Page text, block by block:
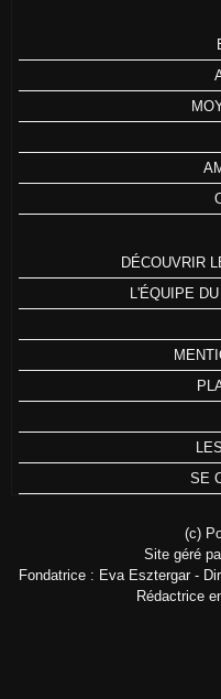
DÉCOUVRIR
L'ÉQUIPE
SE
(c)
Site géré
Fondatrice : Eva Esztergar -
Rédactrice